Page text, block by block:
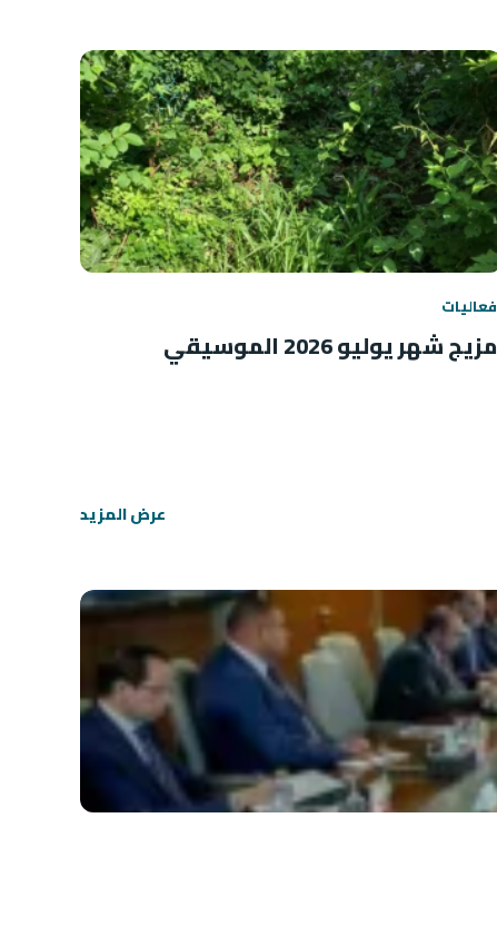
فعاليات
مزيج شهر يوليو 2026 الموسيقي
عرض المزيد